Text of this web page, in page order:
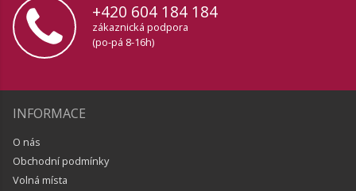
+420 604 184 184
zákaznická podpora
(po-pá 8-16h)
INFORMACE
O nás
Obchodní podmínky
Volná místa